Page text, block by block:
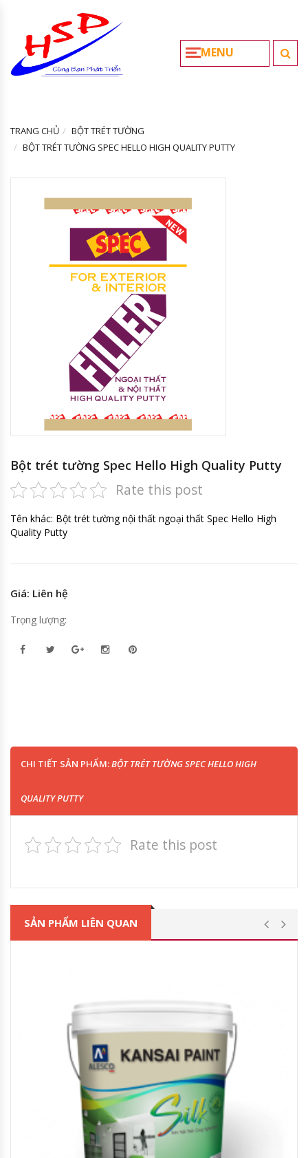
MENU
TRANG CHỦ
BỘT TRÉT TƯỜNG
BỘT TRÉT TƯỜNG SPEC HELLO HIGH QUALITY PUTTY
Bột trét tường Spec Hello High Quality Putty
Rate this post
Tên khác: Bột trét tường nội thất ngoại thất Spec Hello High
Quality Putty
Giá: Liên hệ
Trọng lượng:
CHI TIẾT SẢN PHẨM:BỘT TRÉT TƯỜNG SPEC HELLO HIGH
QUALITY PUTTY
Rate this post
SẢN PHẨM LIÊN QUAN